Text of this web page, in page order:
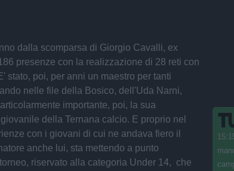
dalla scomparsa di Giorgio Cavalli, ex
presenze con la realizzazione di 28 reti con
stato, poi, per anni un maestro per tanti
nelle file della Bosico, dell'Uda Narni,
importante, poi, la sua
della Ternana calcio. E proprio nel
con i giovani di cui ne andava fiero il
anche lui, sta mettendo a punto
riservato alla categoria Under 14, che